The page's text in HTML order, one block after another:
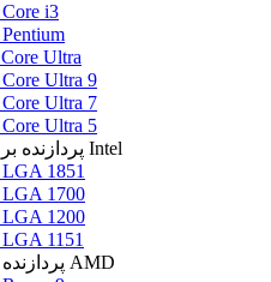
پردازنده Core i3
پردازنده Pentium
پردازنده سری Core Ultra
پردازنده Core Ultra 9
پردازنده Core Ultra 7
پردازنده Core Ultra 5
پردازنده بر اساس سوکت Intel
پردازنده LGA 1851
پردازنده LGA 1700
پردازنده LGA 1200
پردازنده LGA 1151
پردازنده بر اساس مدل AMD